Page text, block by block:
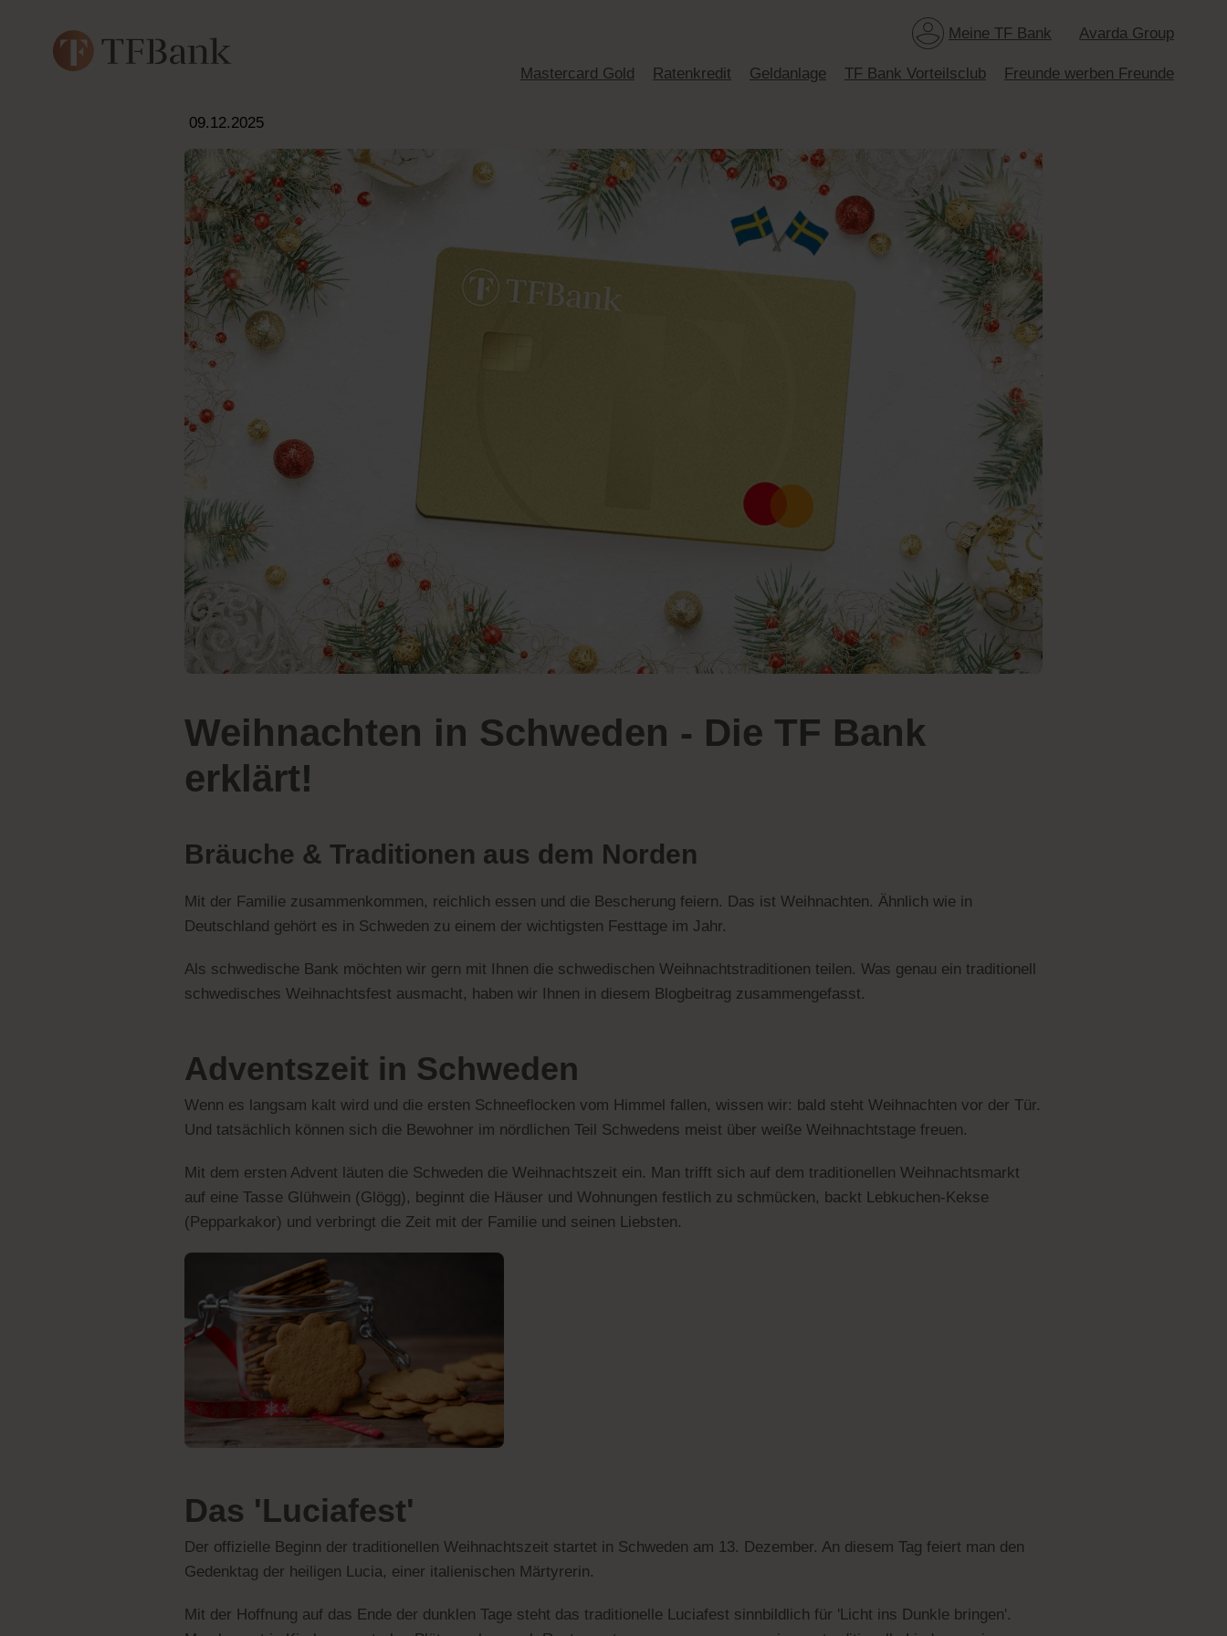
Mastercard Gold Ratenkredit Geldanlage TF Bank Vorteilsclub Freunde werben Freunde
Meine TF Bank Avarda Group
09.12.2025
Weihnachten in Schweden - Die TF Bank
erklärt!
Bräuche & Traditionen aus dem Norden
Mit der Familie zusammenkommen, reichlich essen und die Bescherung feiern. Das ist Weihnachten. Ähnlich wie in
Deutschland gehört es in Schweden zu einem der wichtigsten Festtage im Jahr.
Als schwedische Bank möchten wir gern mit Ihnen die schwedischen Weihnachtstraditionen teilen. Was genau ein traditionell
schwedisches Weihnachtsfest ausmacht, haben wir Ihnen in diesem Blogbeitrag zusammengefasst.
Adventszeit in Schweden
Wenn es langsam kalt wird und die ersten Schneeflocken vom Himmel fallen, wissen wir: bald steht Weihnachten vor der Tür.
Und tatsächlich können sich die Bewohner im nördlichen Teil Schwedens meist über weiße Weihnachtstage freuen.
Mit dem ersten Advent läuten die Schweden die Weihnachtszeit ein. Man trifft sich auf dem traditionellen Weihnachtsmarkt
auf eine Tasse Glühwein (Glögg), beginnt die Häuser und Wohnungen festlich zu schmücken, backt Lebkuchen-Kekse
(Pepparkakor) und verbringt die Zeit mit der Familie und seinen Liebsten.
Das 'Luciafest'
Der offizielle Beginn der traditionellen Weihnachtszeit startet in Schweden am 13. Dezember. An diesem Tag feiert man den
Gedenktag der heiligen Lucia, einer italienischen Märtyrerin.
Mit der Hoffnung auf das Ende der dunklen Tage steht das traditionelle Luciafest sinnbildlich für 'Licht ins Dunkle bringen'.